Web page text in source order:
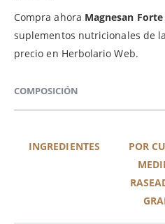
Compra ahora Magnesan
suplementos nutricionales de
precio en Herbolario Web.
COMPOSICIÓN
INGREDIENTES
POR